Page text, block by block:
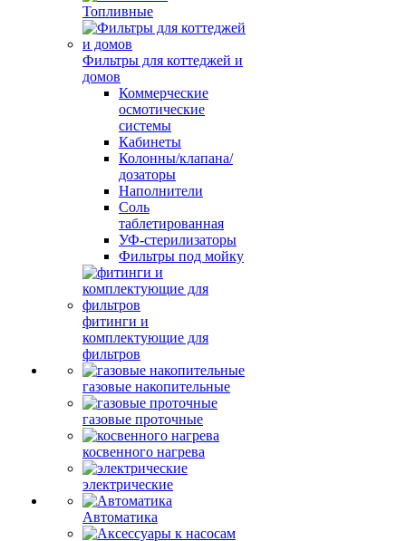
Топливные
Фильтры для коттеджей и
домов
Коммерческие
осмотические
системы
Кабинеты
Колонны/клапана/
дозаторы
Наполнители
Соль
таблетированная
УФ-стерилизаторы
Фильтры под мойку
фитинги и
комплектующие для
фильтров
газовые накопительные
газовые проточные
косвенного нагрева
электрические
Автоматика